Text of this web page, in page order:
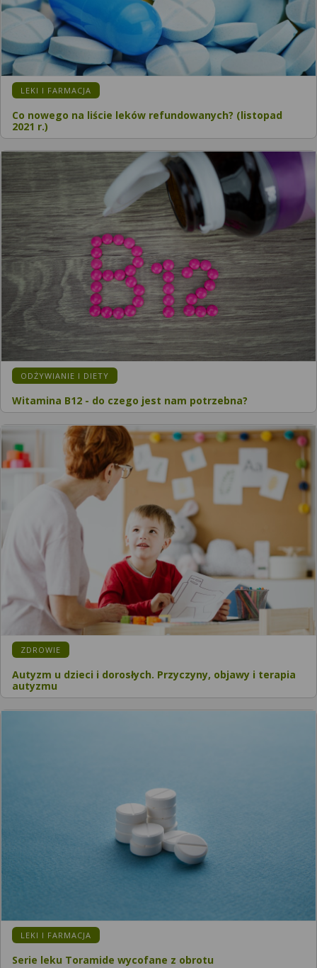
LEKI I FARMACJA
Co nowego na liście leków refundowanych? (listopad
2021 r.)
ODŻYWIANIE I DIETY
Witamina B12 - do czego jest nam potrzebna?
ZDROWIE
Autyzm u dzieci i dorosłych. Przyczyny, objawy i terapia
autyzmu
LEKI I FARMACJA
Serie leku Toramide wycofane z obrotu